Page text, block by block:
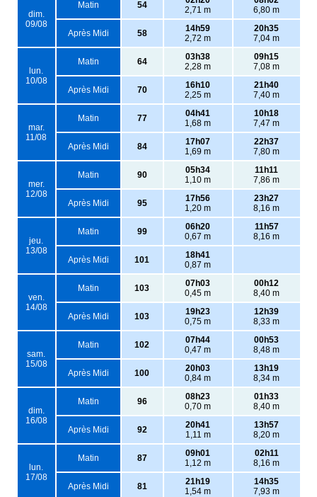
dim.
09/08
Matin 54
2,71 m
6,80 m
Après Midi 58
14h59
2,72 m
20h35
7,04 m
lun.
10/08
Matin 64
03h38
2,28 m
09h15
7,08 m
Après Midi 70
16h10
2,25 m
21h40
7,40 m
mar.
11/08
Matin 77
04h41
1,68 m
10h18
7,47 m
Après Midi 84
17h07
1,69 m
22h37
7,80 m
mer.
12/08
Matin 90
05h34
1,10 m
11h11
7,86 m
Après Midi 95
17h56
1,20 m
23h27
8,16 m
jeu.
13/08
Matin 99
06h20
0,67 m
11h57
8,16 m
Après Midi 101
18h41
0,87 m
ven.
14/08
Matin 103
07h03
0,45 m
00h12
8,40 m
Après Midi 103
19h23
0,75 m
12h39
8,33 m
sam.
15/08
Matin 102
07h44
0,47 m
00h53
8,48 m
Après Midi 100
20h03
0,84 m
13h19
8,34 m
dim.
16/08
Matin 96
08h23
0,70 m
01h33
8,40 m
Après Midi 92
20h41
1,11 m
13h57
8,20 m
lun.
17/08
Matin 87
09h01
1,12 m
02h11
8,16 m
Après Midi 81
21h19
1,54 m
14h35
7,93 m